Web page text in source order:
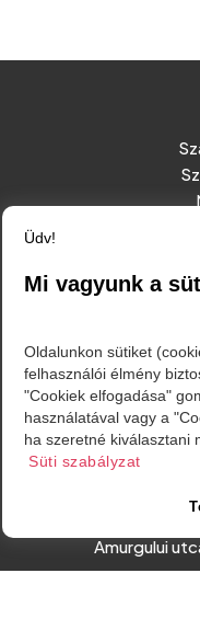
Amurgului
Üdv!
Mi vagyunk a
Oldalunkon sütiket
felhasználói élmény
"Cookiek elfogadása"
használatával vagy a
ha szeretné kiválasztani
Süti szabályzat